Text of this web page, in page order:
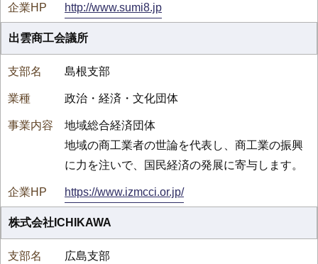
http://www.sumi8.jp
出雲商工会議所
島根支部
政治・経済・文化団体
地域総合経済団体
地域の商工業者の世論を代表し、商工業の振興
に力を注いで、国民経済の発展に寄与します。
https://www.izmcci.or.jp/
株式会社ICHIKAWA
広島支部